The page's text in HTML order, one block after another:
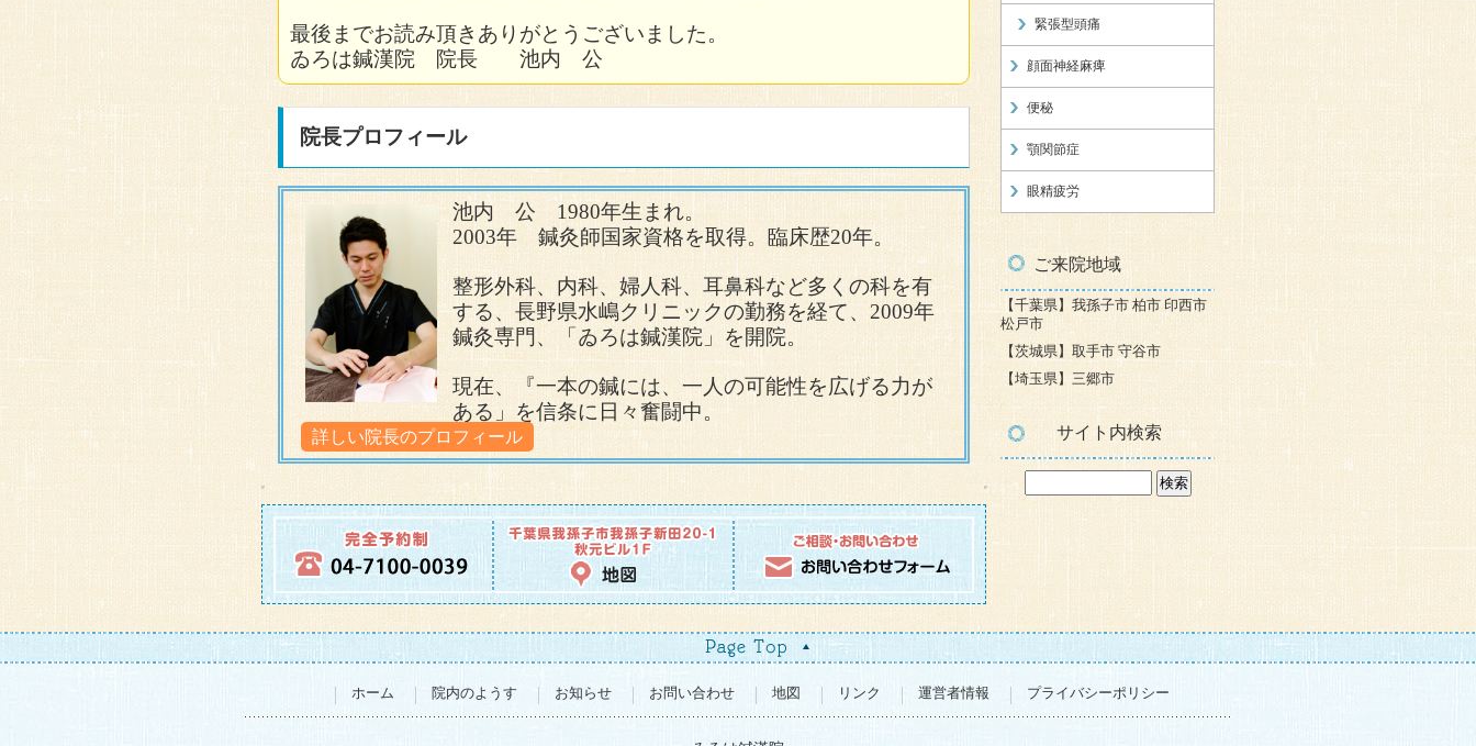
使用したツボの一例
C4(2)L 上天柱L 承山L
まとめ
体は、各関節が連動するように協力し一つの動きをおこなっている。
本症例では、首周辺のこわばりとふくらはぎの硬さが痛みの原因と考え施術を行うこと
で改善がみられた。
踵などの足裏は、人の体重を受け止める要所であるが、人は膝から腰、背骨の柔軟性に
より、その負荷を緩衝している。
そのため、膝や腰、背骨のどこかに、問題を抱えると足裏への衝撃に対する負荷分散が
行えず症状の原因となりやすい。
本症例では、胸郭出口症候群の既往歴から、首の問題を考え、施術を行うことで、速や
かな改善がみられた。
原因点を見つけ、2ヶ月間、集中的に施術を行うことで2年間に及ぶ症状が徐々に回復
し、それに伴い2次的に出現したと思われる症状も改善が見られた。
ころ、違和感が減少。
以後、ふくらはぎと足の甲のツボに対する鍼を5回目まで繰り返したところ、歩行も趣
味のランニングも苦痛なく行えるということで施術を終了とした。
下承山R 大腰R
まとめ
足裏の痛みは、姿勢による重心の問題やふくらはぎや腰など、離れた場所に原因がある
ことが多い。本症例では、ふくらはぎと足の甲の硬さが、足裏に負担をかけて症状が出
現したと考えて、施術を継続したところ、速やかな回復がみられた。
2～４回目
膝の周辺や腓骨周辺が足首と関係が深いため、同部位で問題のありそうなポイントに鍼
を行う症状に変化なし。
５〜7回目
4回目までの施術で改善が見られなかった為、膝や腓骨周辺、足の指以外の場所に問題
があると考え、ふくらはぎを丁寧に調べたところ、特徴的なコリを確認。
そこに、鍼を一本打ったところ、翌日以降痛みが軽減。その後7回目まで同部位に処置
を行ったところ、痛みが消失した。
使用したツボの一例
中腰 玉陽 合陽
まとめ
足首の動きは、膝、腓骨、足趾、ふくらはぎとの関連が深い。
一つ一つ、順序立てて、施術を進めることで症状の原因へとアプローチができた症例。
初回
痛む場所を丁寧に確認したところ、土踏まずより、少し外側の部分が最も痛むことを確
認。
次にふくらはぎのストレッチとアキレス腱伸ばしで症状が寛解するという来院者の言葉
をヒントに、下腿の緊張を調べたところ、左のふくらはぎに右に比べてい異常に硬い一
点を発見した。
この緊張が、下腿の動きを妨げ、足裏に余計な負荷をかけた結果、症状が発症したと考
え、確認した場所に鍼施術を行った。
経過：初回翌日、起床時に足を床についた際の痛みが軽減していることに気がつく。起
床後の第一歩の痛みは軽減したが、長時間歩行していると、踵より少しつま先よりの場
所が、一円玉くらいの範囲で痛むようになる。
２~３回目
施術2回目）初回と同じ施術に加え、足首の柔軟性を高める目的で第三・四趾の間と、
肩甲骨の内縁に鍼を行う。
２回目施術翌日。朝、足を着地した際の痛みは消失したが、長時間歩行後の痛みが踵付
近からアキレス腱周囲に移動する。
施術３回目）
アキレス腱周辺の痛みは、仙腸関節付近の柔軟性が低下し、同関節の僅かなサスペンシ
ョン的な働きが低下した時に、起きやすいという臨床経験から、仙腸関節付近のツボに
鍼を行う。
仕事柄、ハイヒールで歩きまわる事が多く、以前から、疲れると､右母趾
の裏から足底の内側（土踏まずのあたり）、踵付近にかけて違和感を感じ
ることがあった。
12月に入り、年末の激務により、毎日、夕方ころから、同部位に痛みを顕
著に感じるようになった。
右足を丁寧調べたところ、右母趾から、足底の内側（ふくらはぎ）踵の内
側にかけて圧痛を確認。
初回）母趾の痛みを緩和する目的で、ふくらはぎの内側と脛の内側に鍼を
行う。母趾の圧痛が軽減したことを確認しこの日は施術を終える。
2回目）初回翌日。仕事で、1日中歩いた後に起きる母趾と土踏まずの痛み
は5割程度に軽減していた。
初回と同じ施術を2回、3回目と行ったところ、母趾、土踏まずの痛みは消
失。
4回目）3回目の施術以降、母趾と土踏まずの痛みは再燃せず、踵付近の痛
みだけが残る。
体幹の左右のバランスを整え、右の踵への加重を減らす目的で、肩甲骨内
縁にあるツボに鍼を行う。
3ヶ月前から、起床時、ベッドから足をおろし床に付ける瞬間に痛みを感
その後、動いているといつの間にか足裏の痛みは軽減していくが翌朝の起
床時には､決まって同じ場所に痛みが生じる。
入浴時に、自分で足裏をマッサージをしたり、湿布を貼るなど、試みたが
改善しなかったため、鍼灸治療を希望し来院
痛みは、第２趾と3趾の間におこる。
触診をすると、足の裏以外に左ふくらはぎ、左骨盤が右に比べて硬いこと
を確認した。
初診）足裏の症状は下腿の状態が反映されることが多いため、反応のあっ
た、ふくらはぎのツボに鍼を行ったところ、足底の緊張が緩んだため、こ
の日は施術を終了した。
2診）初診翌日の起床時。
「いつもより痛みは軽減していたが、初診2日後には、以前と同じように
痛む」との報告を受ける。
そこで、ふくらはぎには直接、鍼を行わず、ふくらはぎと関連性の高い、
最後までお読み頂きありがとうございました。
ゐろは鍼漢院 院長 池内 公
院長プロフィール
池内 公 1980年生まれ。
2003年 鍼灸師国家資格を取得。 臨床歴20年。
整形外科、内科、婦人科、耳鼻科など多くの科を有
する、長野県水嶋クリニックの勤務を経て、2009年
鍼灸専門、「ゐろは鍼漢院」を開院。
現在、『一本の鍼には、一人の可能性を広げる力が
ある」を信条に日々奮闘中。
詳しい院長のプロフィール
緊張型頭痛
顔面神経麻痺
便秘
顎関節症
眼精疲労
ご来院地域
【千葉県】我孫子市 柏市 印西市
松戸市
【茨城県】取手市 守谷市
【埼玉県】三郷市
サイト内検索
ホーム 院内のようす お知らせ お問い合わせ 地図 リンク 運営者情報 プライバシーポリシー